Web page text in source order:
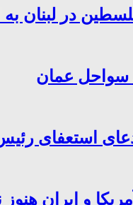
در لبنان به
سواحل عمان
استعفای
و ایران